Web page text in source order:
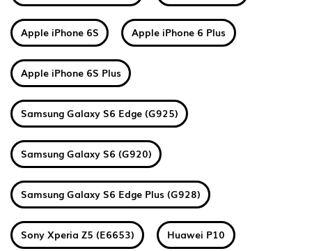
Apple iPhone 6S Apple iPhone 6 Plus
Apple iPhone 6S Plus
Samsung Galaxy S6 Edge (G925)
Samsung Galaxy S6 (G920)
Samsung Galaxy S6 Edge Plus (G928)
Sony Xperia Z5 (E6653) Huawei P10